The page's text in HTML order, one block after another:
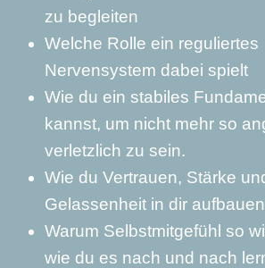
zu begleiten
Welche Rolle ein reguliertes
Nervensystem dabei spielt
Wie du ein stabiles
kannst, um nicht mehr so
verletzlich zu sein.
Wie du Vertrauen, Stärke
Gelassenheit in dir
Warum Selbstmitgefühl so
wie du es nach und nach